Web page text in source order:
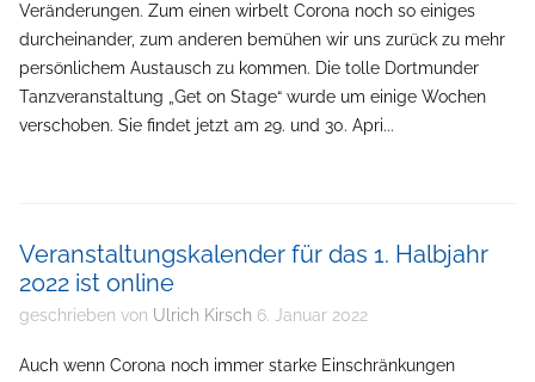
Veränderungen. Zum einen wirbelt Corona noch so einiges
durcheinander, zum anderen bemühen wir uns zurück zu mehr
persönlichem Austausch zu kommen. Die tolle Dortmunder
Tanzveranstaltung „Get on Stage“ wurde um einige Wochen
verschoben. Sie findet jetzt am 29. und 30. Apri...
Veranstaltungskalender für das 1. Halbjahr
2022 ist online
geschrieben von Ulrich Kirsch 6. Januar 2022
Auch wenn Corona noch immer starke Einschränkungen